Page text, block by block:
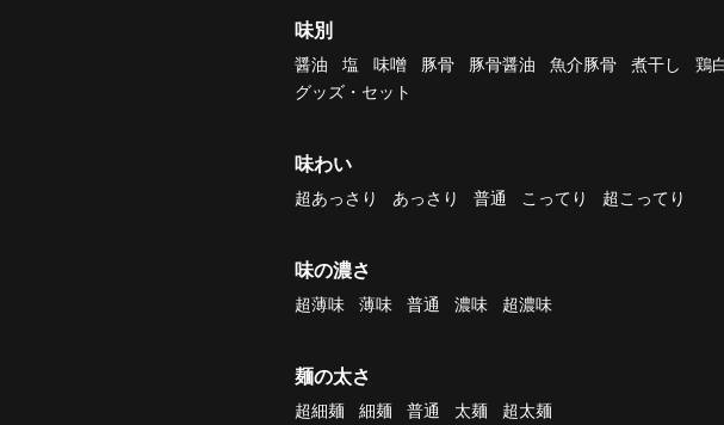
味別
醤油 塩 味噌 豚骨 豚骨醤油 魚介豚骨 煮干し 鶏
グッズ・セット
味わい
超あっさり あっさり 普通 こってり 超こってり
味の濃さ
超薄味 薄味 普通 濃味 超濃味
麺の太さ
超細麺 細麺 普通 太麺 超太麺